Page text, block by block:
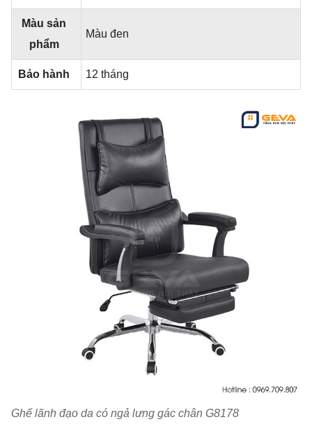
Màu sản
phẩm
Màu đen
Bảo hành 12 tháng
Ghế lãnh đạo da có ngả lưng gác chân G8178